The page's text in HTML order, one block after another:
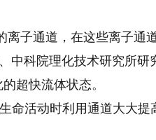
离子通道，在这些离子通
中科院理化技术研究所研
超快流体状态。
命活动时利用通道大大提